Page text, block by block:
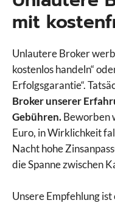
mit
Unlautere Broker
kostenlos handeln“
Erfolgsgarantie“.
Broker unserer
Gebühren.Beworben
Euro, in Wirklichkeit
Nacht hohe
die Spanne zwischen
Unsere Empfehlung